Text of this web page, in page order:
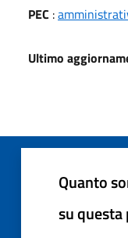
PEC :
Ultimo
Quanto
su questa